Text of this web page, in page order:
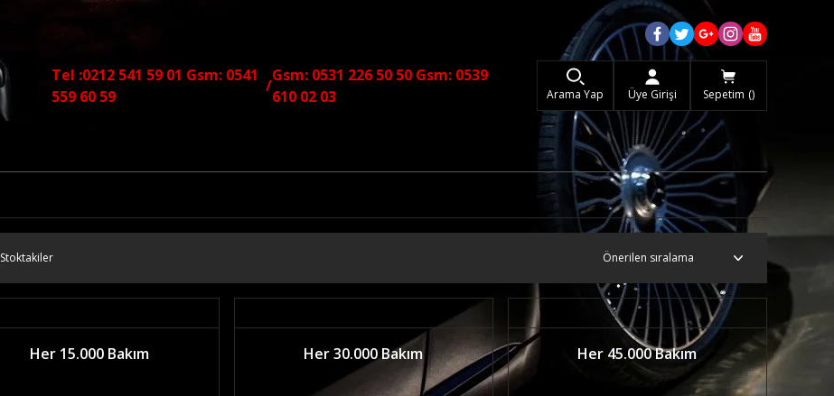
Tel :0212 541 59 01 Gsm: 0541
559 60 59
/
Gsm: 0531 226 50 50 Gsm: 0539
610 02 03
Arama Yap Üye Girişi Sepetim
Stoktakiler
Her 15.000 Bakım Her 30.000 Bakım Her 45.000 Bakım